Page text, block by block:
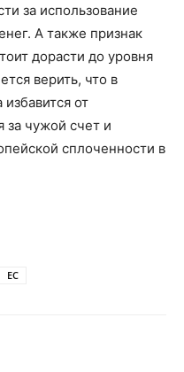
за использование
А также признак
дорасти до уровня
верить, что в
от
за чужой счет и
сплоченности в
ЕС